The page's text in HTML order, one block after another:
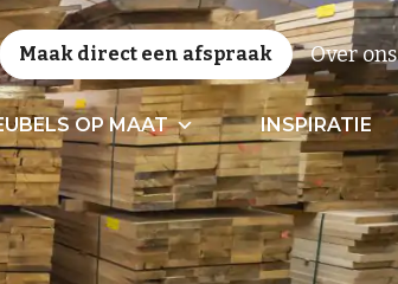
Maak direct een afspraak Over ons
OP MAAT INSPIRATIE